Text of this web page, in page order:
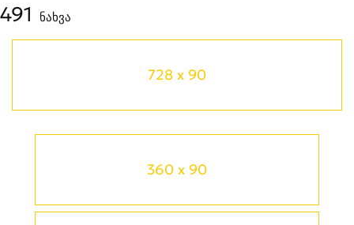
360 x 90
491 ნახვა
728 x 90